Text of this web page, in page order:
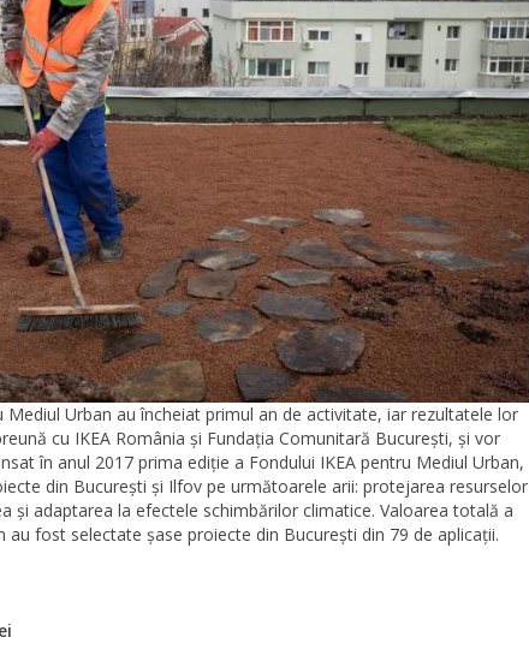
Urban au încheiat primul an de activitate, iar rezultatele lor
cu IKEA România și Fundația Comunitară București, și vor
în anul 2017 prima ediție a Fondului IKEA pentru Mediul Urban,
din București și Ilfov pe următoarele arii: protejarea resurselor
și adaptarea la efectele schimbărilor climatice. Valoarea totală a
fost selectate șase proiecte din București din 79 de aplicații.